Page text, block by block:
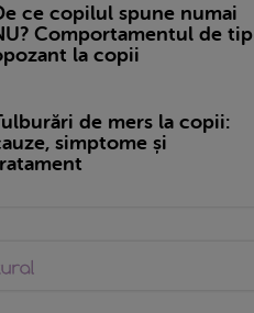
ce copilul spune numai
Comportamentul de tip
la copii
de mers la copii:
simptome și